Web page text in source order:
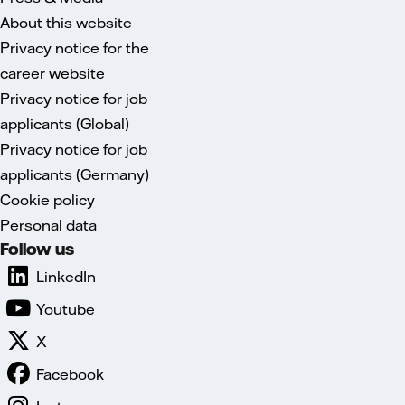
About this website
Privacy notice for the
career website
Privacy notice for job
applicants (Global)
Privacy notice for job
applicants (Germany)
Cookie policy
Personal data
Follow us
LinkedIn
Youtube
X
Facebook